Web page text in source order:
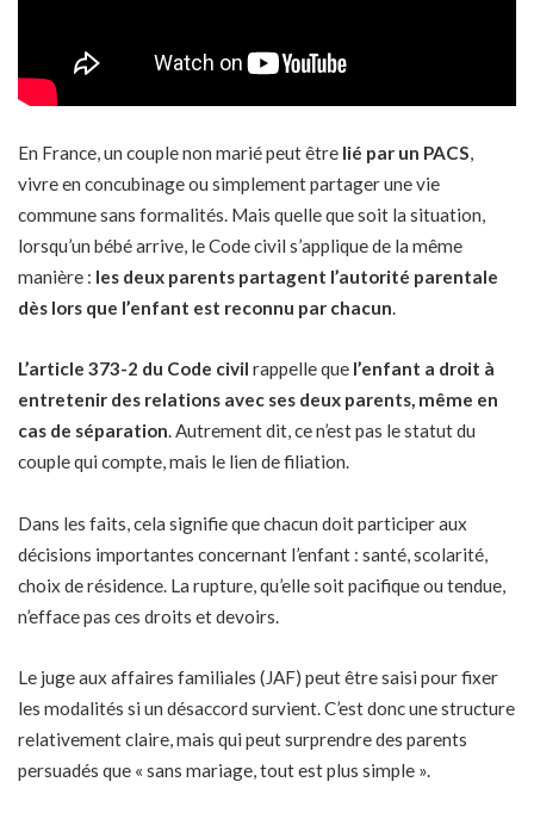
En France, un couple non marié peut être lié par un PACS,
vivre en concubinage ou simplement partager une vie
commune sans formalités. Mais quelle que soit la situation,
lorsqu’un bébé arrive, le Code civil s’applique de la même
manière : les deux parents partagent l’autorité parentale
dès lors que l’enfant est reconnu par chacun.
L’article 373-2 du Code civil rappelle que l’enfant a droit à
entretenir des relations avec ses deux parents, même en
cas de séparation. Autrement dit, ce n’est pas le statut du
couple qui compte, mais le lien de filiation.
Dans les faits, cela signifie que chacun doit participer aux
décisions importantes concernant l’enfant : santé, scolarité,
choix de résidence. La rupture, qu’elle soit pacifique ou tendue,
n’efface pas ces droits et devoirs.
Le juge aux affaires familiales (JAF) peut être saisi pour fixer
les modalités si un désaccord survient. C’est donc une structure
relativement claire, mais qui peut surprendre des parents
persuadés que « sans mariage, tout est plus simple ».